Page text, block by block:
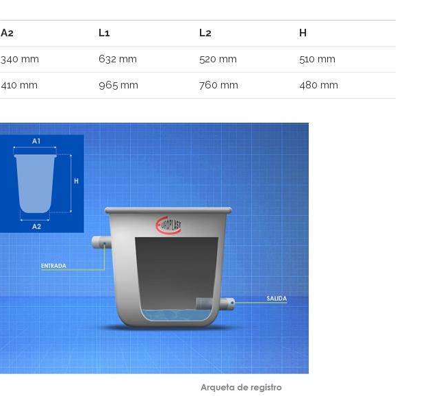
A2 L1 L2 H
340 mm 632 mm 520 mm 510 mm
410 mm 965 mm 760 mm 480 mm